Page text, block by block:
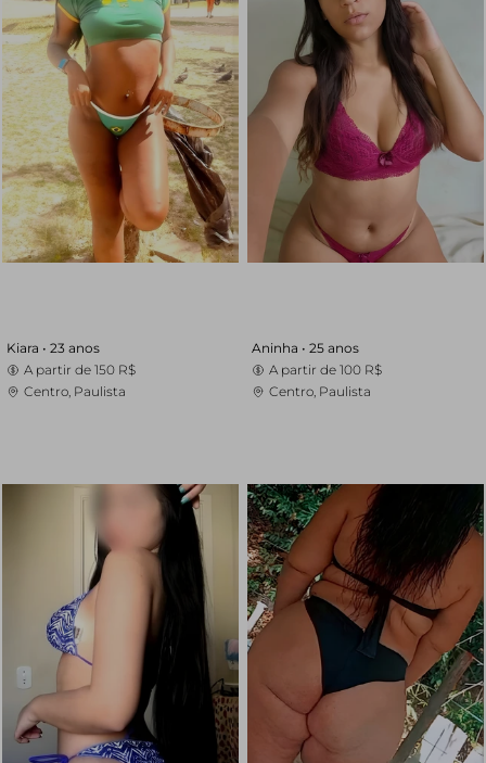
Kiara • 23 anos
A partir de 150 R$
Centro, Paulista
Aninha • 25 anos
A partir de 100 R$
Centro, Paulista